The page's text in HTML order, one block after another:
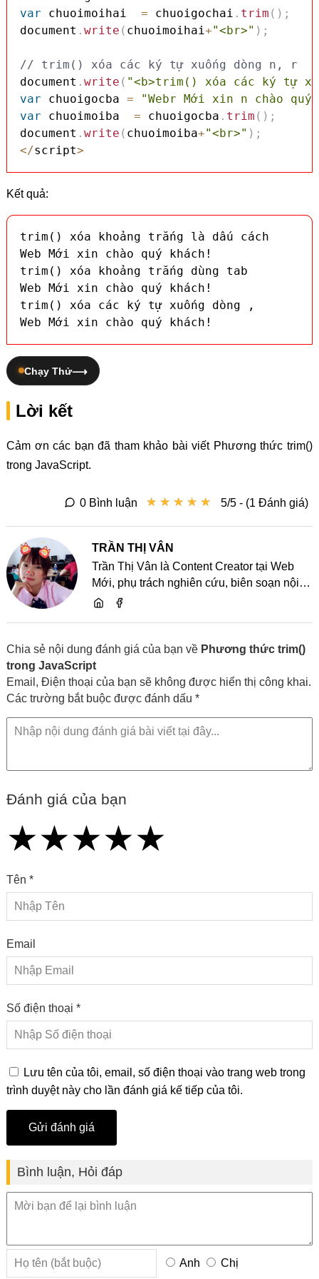
var chuoimoihai = chuoigochai . trim ( ) ;
document . write ( chuoimoihai+"<br>" ) ;
// trim() xóa các ký tự xuống dòng n, r
document . write ( "<b>trim() xóa các ký tự
var chuoigocba =
var chuoimoiba = chuoigocba . trim ( ) ;
document . write ( chuoimoiba+"<br>" ) ;
</script>
Kết quả:
trim() xóa khoảng trắng là dấu cách
Web Mới xin chào quý khách!
trim() xóa khoảng trắng dùng tab
Web Mới xin chào quý khách!
trim() xóa các ký tự xuống dòng ,
Web Mới xin chào quý khách!
Chạy Thử
Lời kết
Cảm ơn các bạn đã tham khảo bài viết Phương thức trim()
trong JavaScript.
★ ★ ★ ★ ★
★ ★ ★ ★ ★ 5/5 - (1 Đánh giá)
0 Bình luận
TRẦN THỊ VÂN
Trần Thị Vân là Content Creator tại Web
Mới, phụ trách nghiên cứu, biên soạn nội
dung và chia sẻ kiến thức về website, SEO,
Chia sẻ nội dung đánh giá của bạn về Phương thức trim()
trong JavaScript
Email, Điện thoại của bạn sẽ không được hiển thị công khai.
Các trường bắt buộc được đánh dấu *
Đánh giá của bạn
★
★★
★★★
★★★★
★★★★★
Tên *
Email
Số điện thoại *
Lưu tên của tôi, email, số điện thoại vào trang web trong
trình duyệt này cho lần đánh giá kế tiếp của tôi.
Bình luận, Hỏi đáp
Anh Chị